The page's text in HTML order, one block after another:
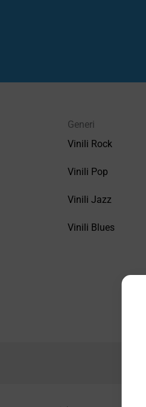
Generi
Vinili Rock
Vinili Pop
Vinili Jazz
Vinili Blues